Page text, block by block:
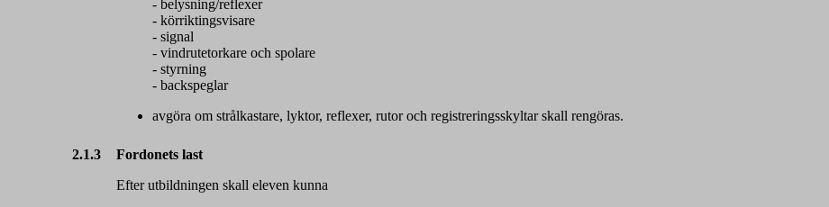
- belysning/reflexer
- körriktingsvisare
- signal
- vindrutetorkare och spolare
- styrning
- backspeglar
avgöra om strålkastare, lyktor, reflexer, rutor och registreringsskyltar skall rengöras.
2.1.3
Fordonets last
Efter utbildningen skall eleven kunna